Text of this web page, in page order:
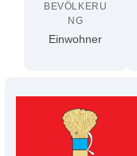
BEVÖLKERU
NG
Einwohner